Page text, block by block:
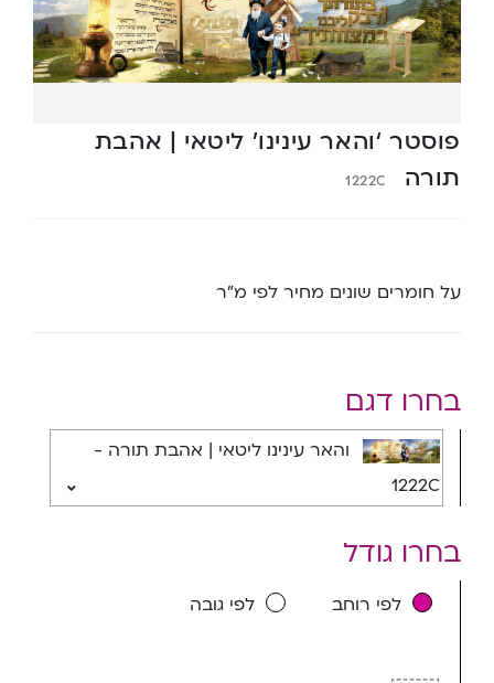
פוסטר ‘והאר עינינו’ ליטאי | אהבת
תורה
1222C
על חומרים שונים מחיר לפי מ”ר
בחרו דגם
והאר עינינו ליטאי | אהבת תורה -
1222C
בחרו גודל
לפי רוחב לפי גובה